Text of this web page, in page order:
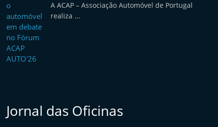
A ACAP – Associação Automóvel de Portugal
realiza ...
Jornal das Oficinas